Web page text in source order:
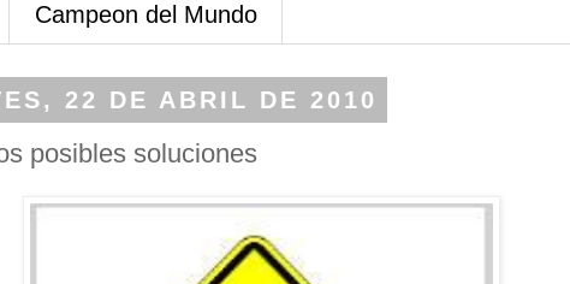
Campeon del Mundo
22 DE ABRIL DE 2010
posibles soluciones